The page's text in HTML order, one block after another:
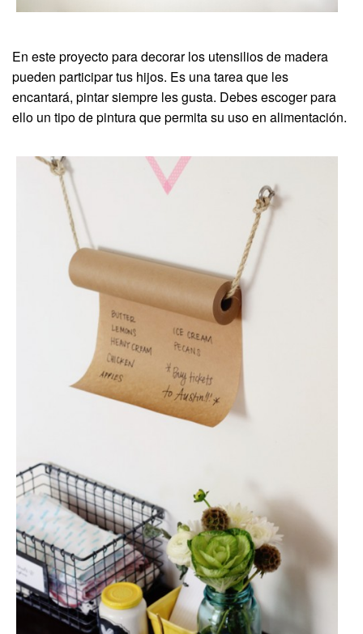
En este proyecto para decorar los utensilios de madera
pueden participar tus hijos. Es una tarea que les
encantará, pintar siempre les gusta. Debes escoger para
ello un tipo de pintura que permita su uso en alimentación.